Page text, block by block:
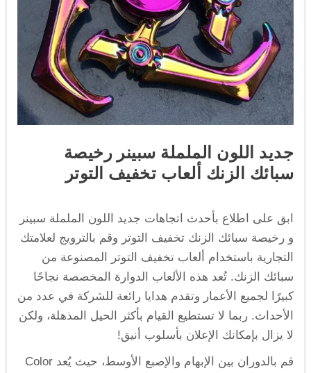
جديد اللون الململة سبينر رخيصة
سبائك الزنك ألعاب تخفيف التوتر
ابق على اطلاع بأحدث اتجاهات جديد اللون الململة سبينر
و رخيصة سبائك الزنك تخفيف التوتر وقم بالترويج لعلامتك
التجارية باستخدام ألعاب تخفيف التوتر المصنوعة من
سبائك الزنك. تُعد هذه الألعاب الدوارة المخصصة نجاحًا
كبيرًا لجميع الأعمار وتقدم هدايا رائعة للشركة في عدد من
الأحداث. ربما لا تستطيع القيام بأكثر الحيل المذهلة، ولكن
لا يزال بإمكانك الإعلان بأسلوب أنيق!
قم بالدوران بين الإبهام والإصبع الأوسط، حيث يُعد Color